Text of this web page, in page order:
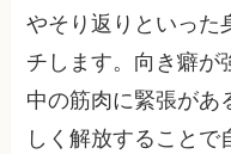
やそり返りといった
チします。向き癖が
中の筋肉に緊張があ
しく解放すること